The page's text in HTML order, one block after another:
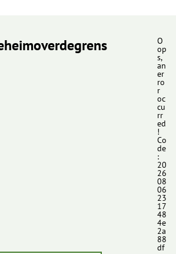
O
op
s,
an
er
ro
r
oc
cu
rr
ed
!
Co
de
:
20
26
08
06
23
17
48
4e
2a
88
df